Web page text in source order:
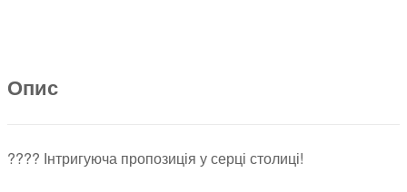
Опис
???? Інтригуюча пропозиція у серці столиці!